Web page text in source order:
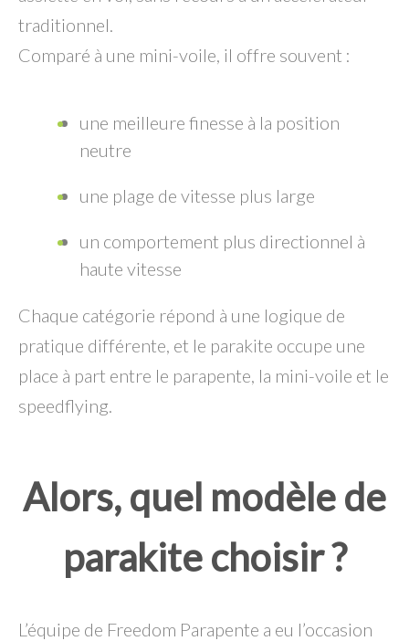
traditionnel.
Comparé à une mini-voile, il offre souvent :
une meilleure finesse à la position
neutre
une plage de vitesse plus large
un comportement plus directionnel à
haute vitesse
Chaque catégorie répond à une logique de
pratique différente, et le parakite occupe une
place à part entre le parapente, la mini-voile et le
speedflying.
Alors, quel modèle de
parakite choisir ?
L’équipe de Freedom Parapente a eu l’occasion